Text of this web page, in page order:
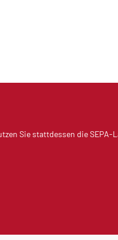
Sie stattdessen die